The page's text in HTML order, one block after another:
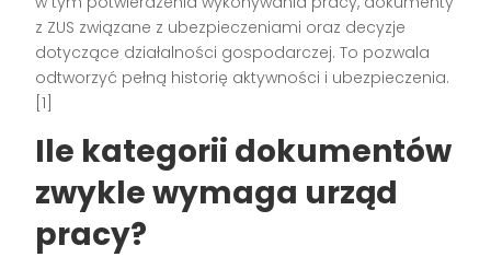
z ZUS związane z ubezpieczeniami oraz decyzje
dotyczące działalności gospodarczej. To pozwala
odtworzyć pełną historię aktywności i ubezpieczenia.
[1]
Ile kategorii dokumentów
zwykle wymaga urząd
pracy?